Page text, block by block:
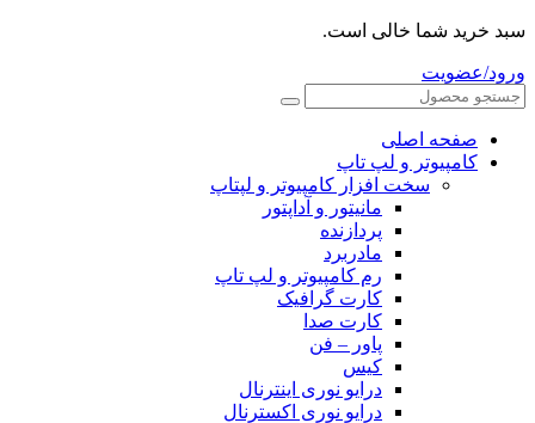
سبد خرید شما خالی است.
ورود/عضویت
صفحه اصلی
کامپیوتر و‌‌‌‌‌ لپ تاپ
سخت افزار کامپیوتر و لپتاپ
مانیتور و آداپتور
پردازنده
مادربرد
رم کامپیوتر و لپ تاپ
کارت گرافیک
کارت صدا
پاور – فن
کیس
درایو نوری اینترنال
درایو نوری اکسترنال